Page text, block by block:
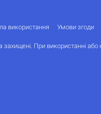
використання Умови згоди
При використанні